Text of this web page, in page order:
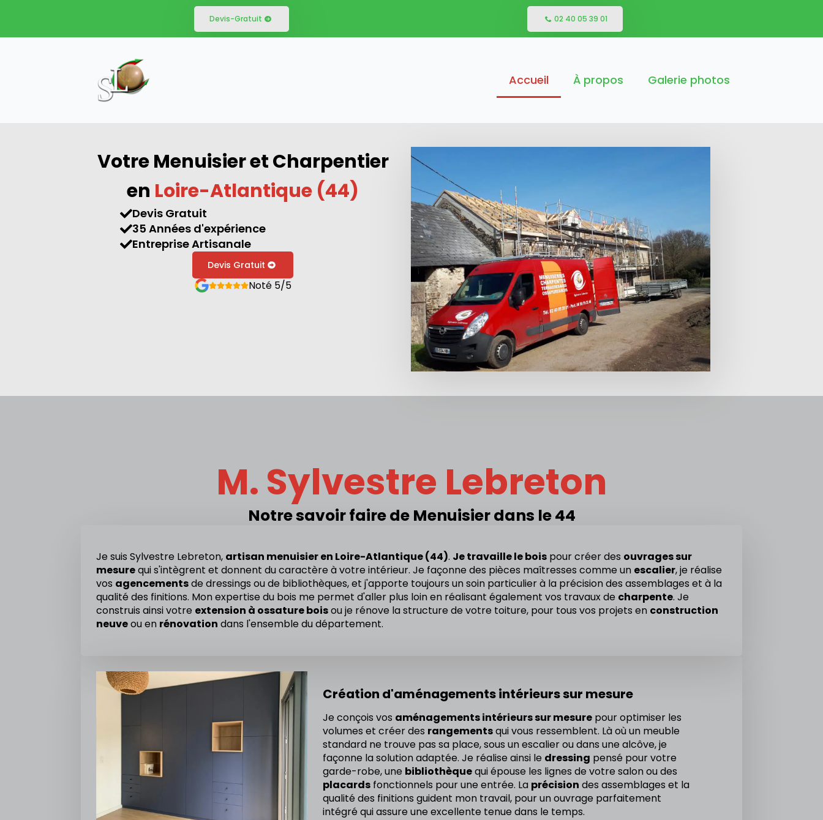
Devis-Gratuit 02 40 05 39 01
Accueil À propos Galerie photos
Votre Menuisier et Charpentier
en Loire-Atlantique (44)
Devis Gratuit
35 Années d'expérience
Entreprise Artisanale
Devis Gratuit
Noté 5/5
M. Sylvestre Lebreton
Notre savoir faire de Menuisier dans le 44
Je suis Sylvestre Lebreton, artisan menuisier en Loire-Atlantique (44). Je travaille le bois pour créer des ouvrages sur
mesurequi s'intègrent et donnent du caractère à votre intérieur. Je façonne des pièces maîtresses comme un escalier, je réalise
vos agencementsde dressings ou de bibliothèques, et j'apporte toujours un soin particulier à la précision des assemblages et à la
qualité des finitions. Mon expertise du bois me permet d'aller plus loin en réalisant également vos travaux de charpente. Je
construis ainsi votre extension à ossature boisou je rénove la structure de votre toiture, pour tous vos projets en construction
neuveou en rénovation dans l'ensemble du département.
Création d'aménagements intérieurs sur mesure
Je conçois vos aménagements intérieurs sur mesurepour optimiser les
volumes et créer des rangementsqui vous ressemblent. Là où un meuble
standard ne trouve pas sa place, sous un escalier ou dans une alcôve, je
façonne la solution adaptée. Je réalise ainsi le dressing pensé pour votre
garde-robe, une bibliothèquequi épouse les lignes de votre salon ou des
placardsfonctionnels pour une entrée. La précision des assemblages et la
qualité des finitions guident mon travail, pour un ouvrage parfaitement
intégré qui assure une excellente tenue dans le temps.